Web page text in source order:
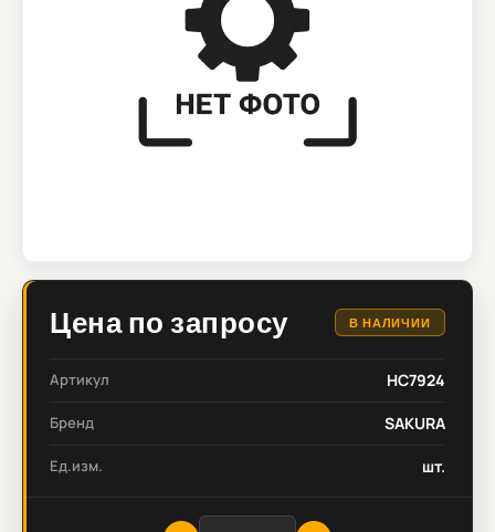
Цена по запросу В НАЛИЧИИ
Артикул HC7924
Бренд SAKURA
Ед.изм. шт.